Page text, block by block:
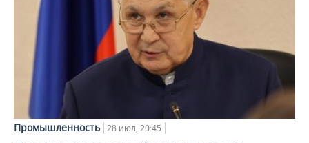
Промышленность 28 июл, 20:45